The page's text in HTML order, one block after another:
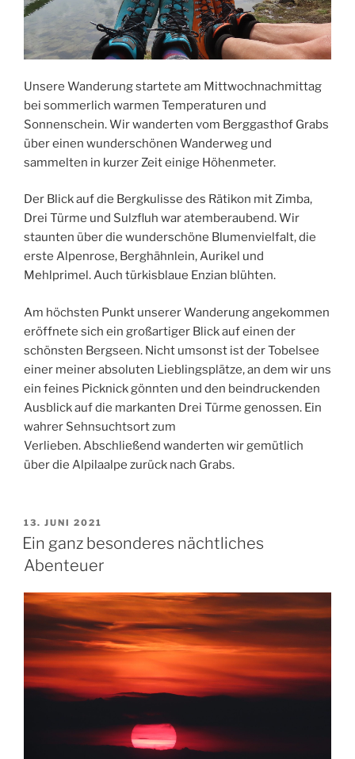
Unsere Wanderung startete am Mittwochnachmittag
bei sommerlich warmen Temperaturen und
Sonnenschein. Wir wanderten vom Berggasthof Grabs
über einen wunderschönen Wanderweg und
sammelten in kurzer Zeit einige Höhenmeter.
Der Blick auf die Bergkulisse des Rätikon mit Zimba,
Drei Türme und Sulzfluh war atemberaubend. Wir
staunten über die wunderschöne Blumenvielfalt, die
erste Alpenrose, Berghähnlein, Aurikel und
Mehlprimel. Auch türkisblaue Enzian blühten.
Am höchsten Punkt unserer Wanderung angekommen
eröffnete sich ein großartiger Blick auf einen der
schönsten Bergseen. Nicht umsonst ist der Tobelsee
einer meiner absoluten Lieblingsplätze, an dem wir uns
ein feines Picknick gönnten und den beindruckenden
Ausblick auf die markanten Drei Türme genossen. Ein
wahrer Sehnsuchtsort zum
Verlieben. Abschließend wanderten wir gemütlich
über die Alpilaalpe zurück nach Grabs.
POSTED
ON
13. JUNI 2021
Ein ganz besonderes nächtliches
Abenteuer